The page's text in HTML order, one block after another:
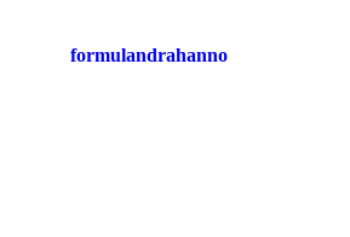
formulandrahanno